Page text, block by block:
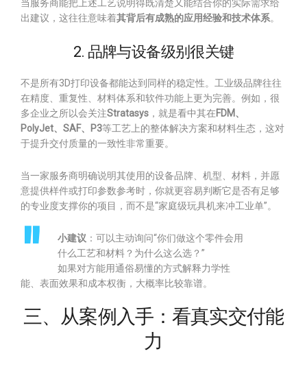
当服务商能把上述工艺说明得既清楚又能结合你的实际需求给
出建议，这往往意味着其背后有成熟的应用经验和技术体系。
2. 品牌与设备级别很关键
不是所有3D打印设备都能达到同样的稳定性。工业级品牌往往
在精度、重复性、材料体系和软件功能上更为完善。例如，很
多企业之所以会关注Stratasys ，就是看中其在FDM、
PolyJet、SAF、P3等工艺上的整体解决方案和材料生态，这对
于提升交付质量的一致性非常重要。
当一家服务商明确说明其使用的设备品牌、机型、材料，并愿
意提供样件或打印参数参考时，你就更容易判断它是否有足够
的专业度支撑你的项目，而不是“家庭级玩具机来冲工业单”。
小建议 ：可以主动询问“你们做这个零件会用
什么工艺和材料？为什么这么选？”
如果对方能用通俗易懂的方式解释力学性
能、表面效果和成本权衡，大概率比较靠谱。
三、从案例入手：看真实交付能
力